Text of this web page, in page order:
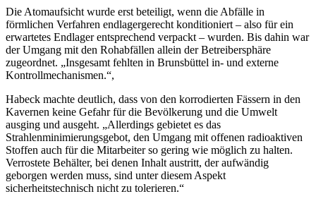
Die Atomaufsicht wurde erst beteiligt, wenn die Abfälle in
förmlichen Verfahren endlagergerecht konditioniert – also für ein
erwartetes Endlager entsprechend verpackt – wurden. Bis dahin war
der Umgang mit den Rohabfällen allein der Betreibersphäre
zugeordnet. „Insgesamt fehlten in Brunsbüttel in- und externe
Kontrollmechanismen.“,
Habeck machte deutlich, dass von den korrodierten Fässern in den
Kavernen keine Gefahr für die Bevölkerung und die Umwelt
ausging und ausgeht. „Allerdings gebietet es das
Strahlenminimierungsgebot, den Umgang mit offenen radioaktiven
Stoffen auch für die Mitarbeiter so gering wie möglich zu halten.
Verrostete Behälter, bei denen Inhalt austritt, der aufwändig
geborgen werden muss, sind unter diesem Aspekt
sicherheitstechnisch nicht zu tolerieren.“